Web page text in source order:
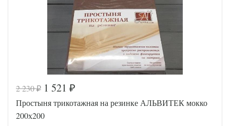
Код товара
546-668
Артикул
AL200092
Ткань
2 230₽ 1 521 ₽
Простыня трикотажная на резинке АЛЬВИТЕК мокко
200х200